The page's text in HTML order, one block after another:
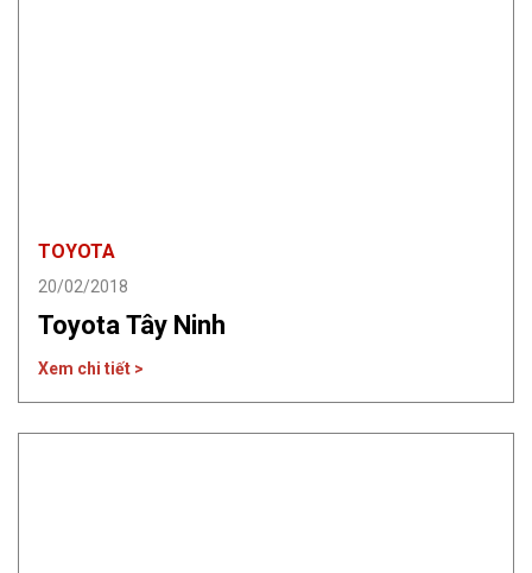
TOYOTA
20/02/2018
Toyota Tây Ninh
Xem chi tiết >